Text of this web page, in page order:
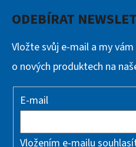
ODEBÍRAT
Vložte svůj e-mail a my
o nových produktech na
E-mail
Vložením e-mailu